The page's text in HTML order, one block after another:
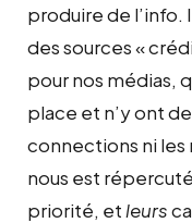
produire de
des sources «
pour nos médias,
place et n’y ont
connections ni les
nous est
priorité, et leurs